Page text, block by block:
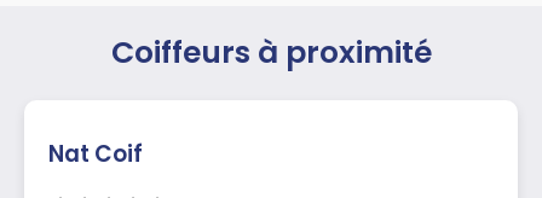
Coiffeurs à proximité
Nat Coif